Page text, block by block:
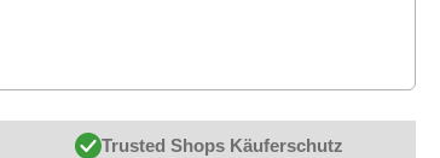
Trusted Shops Käuferschutz